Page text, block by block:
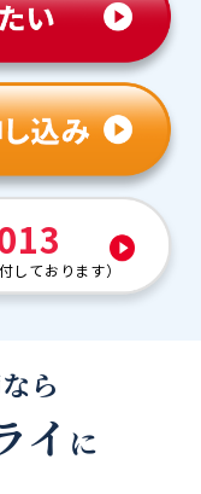
しております）
ら
イ に